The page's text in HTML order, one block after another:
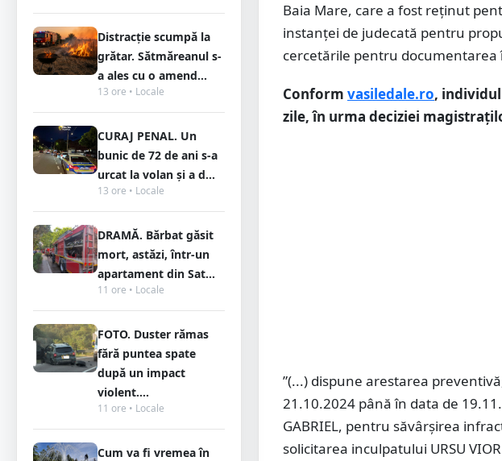
Distracție scumpă la
grătar. Sătmăreanul s-
a ales cu o amend...
13 ore • Locale
CURAJ PENAL. Un
bunic de 72 de ani s-a
urcat la volan și a d...
13 ore • Locale
DRAMĂ. Bărbat găsit
mort, astăzi, într-un
apartament din Sat...
11 ore • Locale
FOTO. Duster rămas
fără puntea spate
după un impact
violent....
11 ore • Locale
Cum va fi vremea în
Baia Mare, care a fost reținut
instanței de judecată pentru
cercetările pentru
Conform vasiledale.ro,
zile, în urma deciziei
”(...) dispune arestarea
21.10.2024 până în data de
GABRIEL, pentru săvârşirea
solicitarea inculpatului URSU